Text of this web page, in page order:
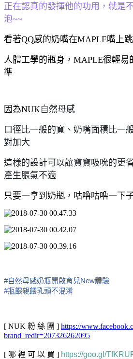
正在認真的發揮他的功用，就是
泡~~
看著QQ感的奶嘴在MAPLE嘴上
人體工學的瓶身，MAPLE很輕易
準
因為NUK 自然母感
口徑比一般的寬、 奶嘴面積比一
對加大
這樣的設計可以讓寶寶吸吮的更
產生脹氣不適
只要一拿到奶瓶，咕嚕咕嚕一下
#自然母感奶瓶開啟育兒New體驗
#瓶餵親餵乳頭不混淆
[ NUK 粉 絲 團 ] https://
brand_redir=207326262095
[ 哪 裡 可 以 買 ] https://goo.gl/